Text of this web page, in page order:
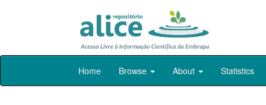
Skip
Home Browse About Statistics